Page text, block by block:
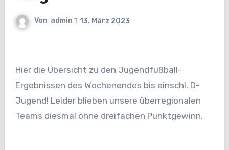
Von admin 13. März 2023
Hier die Übersicht zu den Jugendfußball-
Ergebnissen des Wochenendes bis einschl. D-
Jugend! Leider blieben unsere überregionalen
Teams diesmal ohne dreifachen Punktgewinn.